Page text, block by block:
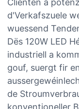
Clienten a
d'Verkafszuele
wuessend
Dës 120W LED
industriell a
gouf, suergt fir
de
konventioneller